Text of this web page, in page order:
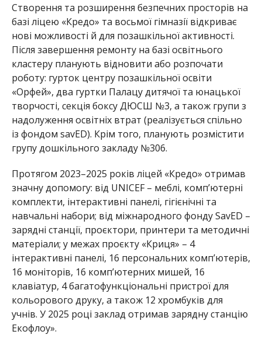
Створення та розширення безпечних просторів на
базі ліцею «Кредо» та восьмої гімназії відкриває
нові можливості й для позашкільної активності.
Після завершення ремонту на базі освітнього
кластеру планують відновити або розпочати
роботу: гурток центру позашкільної освіти
«Орфей», два гуртки Палацу дитячої та юнацької
творчості, секція боксу ДЮСШ №3, а також групи з
надолуження освітніх втрат (реалізується спільно
із фондом savED). Крім того, планують розмістити
групу дошкільного закладу №306.
Протягом 2023–2025 років ліцей «Кредо» отримав
значну допомогу: від UNICEF – меблі, комп’ютерні
комплекти, інтерактивні панелі, гігієнічні та
навчальні набори; від міжнародного фонду SavED –
зарядні станції, проєктори, принтери та методичні
матеріали; у межах проєкту «Криця» – 4
інтерактивні панелі, 16 персональних комп’ютерів,
16 моніторів, 16 комп’ютерних мишей, 16
клавіатур, 4 багатофункціональні пристрої для
кольорового друку, а також 12 хромбуків для
учнів. У 2025 році заклад отримав зарядну станцію
Екофлоу».